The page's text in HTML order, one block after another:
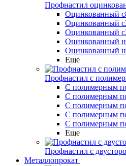
Профнастил
Оцинкованный
Оцинкованный
Оцинкованный
Оцинкованный
Оцинкованный
Еще
Профнастил с
С полимерным
С полимерным
С полимерным
С полимерным
С полимерным
Еще
Профнастил с
Металлопрокат